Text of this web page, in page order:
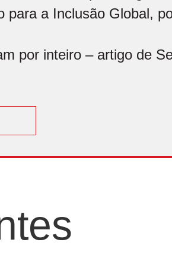
para a Inclusão Global,
por inteiro – artigo de